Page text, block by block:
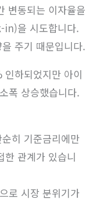
변동되는 이자율을
in)을 시도합니다.
주기 때문입니다.
하되었지만 아이
폭 상승했습니다.
히 기준금리에만
한 관계가 있습니
로 시장 분위기가